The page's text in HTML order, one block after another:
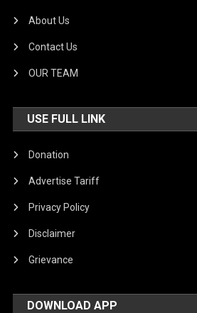
About Us
Contact Us
OUR TEAM
USE FULL LINK
Donation
Advertise Tariff
Privacy Policy
Disclaimer
Grievance
DOWNLOAD APP